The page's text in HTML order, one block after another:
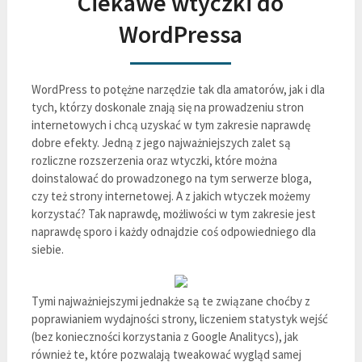
WordPressa
WordPress to potężne narzędzie tak dla amatorów, jak i dla
tych, którzy doskonale znają się na prowadzeniu stron
internetowych i chcą uzyskać w tym zakresie naprawdę
dobre efekty. Jedną z jego najważniejszych zalet są
rozliczne rozszerzenia oraz wtyczki, które można
doinstalować do prowadzonego na tym serwerze bloga,
czy też strony internetowej. A z jakich wtyczek możemy
korzystać? Tak naprawdę, możliwości w tym zakresie jest
naprawdę sporo i każdy odnajdzie coś odpowiedniego dla
siebie.
Tymi najważniejszymi jednakże są te związane choćby z
poprawianiem wydajności strony, liczeniem statystyk wejść
(bez konieczności korzystania z Google Analitycs), jak
również te, które pozwalają tweakować wygląd samej